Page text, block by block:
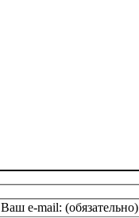
Ваш e-mail: (обязательно)